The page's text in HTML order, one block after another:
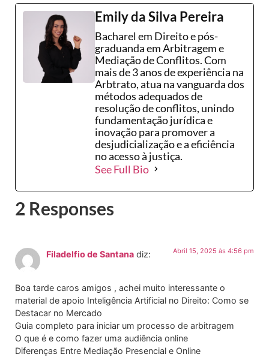
Emily da Silva Pereira
Bacharel em Direito e pós-
graduanda em Arbitragem e
Mediação de Conflitos. Com
mais de 3 anos de experiência na
Arbtrato, atua na vanguarda dos
métodos adequados de
resolução de conflitos, unindo
fundamentação jurídica e
inovação para promover a
desjudicialização e a eficiência
no acesso à justiça.
See Full Bio
2 Responses
Filadelfio de Santana diz: Abril 15, 2025 às 4:56 pm
Boa tarde caros amigos , achei muito interessante o
material de apoio Inteligência Artificial no Direito: Como se
Destacar no Mercado
Guia completo para iniciar um processo de arbitragem
O que é e como fazer uma audiência online
Diferenças Entre Mediação Presencial e Online